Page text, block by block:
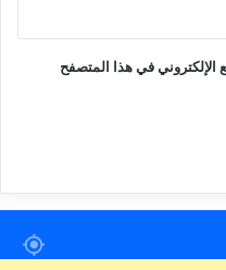
الإلكتروني في هذا المتصفح